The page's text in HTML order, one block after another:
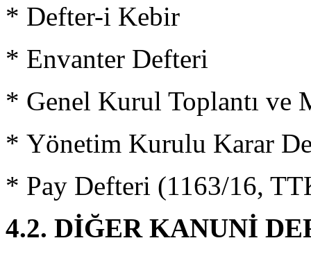
* Defter-i Kebir
* Envanter Defteri
* Genel Kurul Toplantı ve
* Yönetim Kurulu Karar
* Pay Defteri (1163/16,
4.2. DİĞER KANUNİ